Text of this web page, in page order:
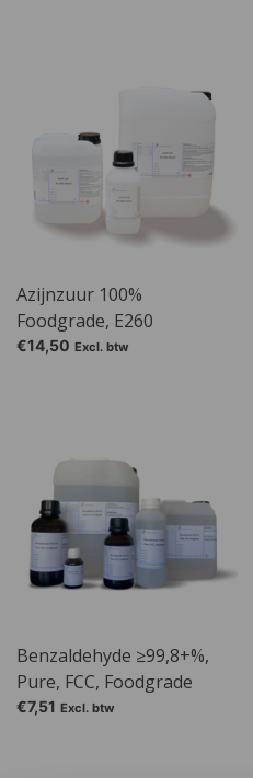
Azijnzuur 100%
Foodgrade, E260
€14,50 Excl. btw
Benzaldehyde ≥99,8+%,
Pure, FCC, Foodgrade
€7,51 Excl. btw